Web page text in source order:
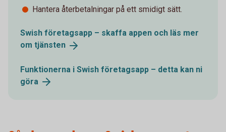
Hantera återbetalningar på ett smidigt sätt.
Swish företagsapp – skaffa appen och läs mer
om tjänsten
Funktionerna i Swish företagsapp – detta kan ni
göra